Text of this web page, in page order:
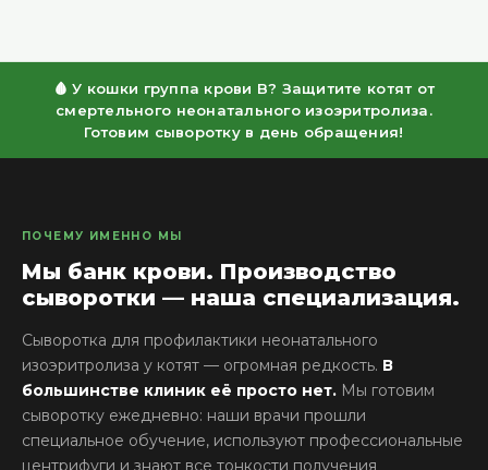
🩸 У кошки группа крови B? Защитите котят от
смертельного неонатального изоэритролиза.
Готовим сыворотку в день обращения!
ПОЧЕМУ ИМЕННО МЫ
Мы банк крови. Производство
сыворотки — наша специализация.
Сыворотка для профилактики неонатального
изоэритролиза у котят — огромная редкость. В
большинстве клиник её просто нет. Мы готовим
сыворотку ежедневно: наши врачи прошли
специальное обучение, используют профессиональные
центрифуги и знают все тонкости получения